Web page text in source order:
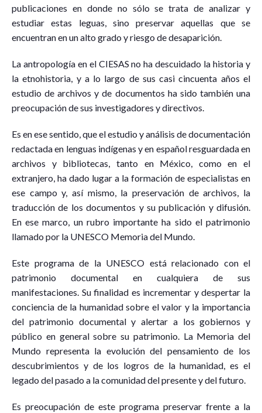
publicaciones en donde no sólo se trata de analizar y
estudiar estas leguas, sino preservar aquellas que se
encuentran en un alto grado y riesgo de desaparición.
La antropología en el CIESAS no ha descuidado la historia y
la etnohistoria, y a lo largo de sus casi cincuenta años el
estudio de archivos y de documentos ha sido también una
preocupación de sus investigadores y directivos.
Es en ese sentido, que el estudio y análisis de documentación
redactada en lenguas indígenas y en español resguardada en
archivos y bibliotecas, tanto en México, como en el
extranjero, ha dado lugar a la formación de especialistas en
ese campo y, así mismo, la preservación de archivos, la
traducción de los documentos y su publicación y difusión.
En ese marco, un rubro importante ha sido el patrimonio
llamado por la UNESCO Memoria del Mundo.
Este programa de la UNESCO está relacionado con el
patrimonio documental en cualquiera de sus
manifestaciones. Su finalidad es incrementar y despertar la
conciencia de la humanidad sobre el valor y la importancia
del patrimonio documental y alertar a los gobiernos y
público en general sobre su patrimonio. La Memoria del
Mundo representa la evolución del pensamiento de los
descubrimientos y de los logros de la humanidad, es el
legado del pasado a la comunidad del presente y del futuro.
Es preocupación de este programa preservar frente a la